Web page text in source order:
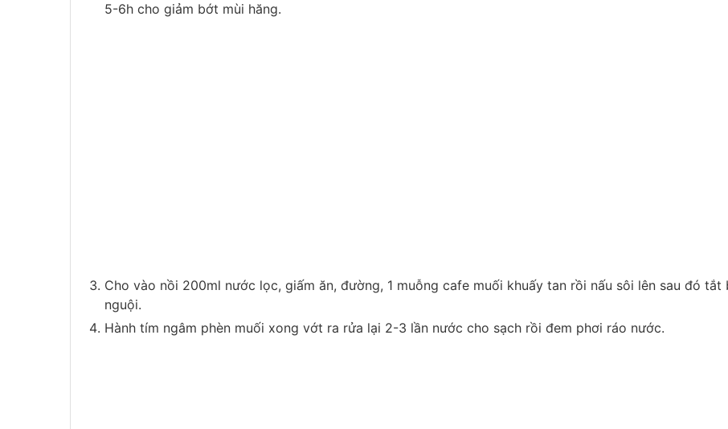
5-6h cho giảm bớt mùi hăng.
Cho vào nồi 200ml nước lọc, giấm ăn, đường, 1 muỗng cafe muối khuấy tan rồi nấu sôi lên sau đó tắt
nguội.
Hành tím ngâm phèn muối xong vớt ra rửa lại 2-3 lần nước cho sạch rồi đem phơi ráo nước.